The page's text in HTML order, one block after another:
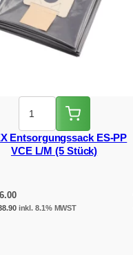
Entsorgungssack ES-PP
VCE L/M (5 Stück)
inkl. 8.1% MWST